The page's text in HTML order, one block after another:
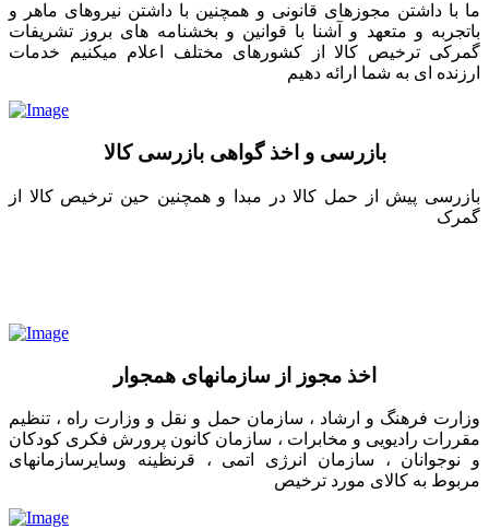
ما با داشتن مجوزهای قانونی و همچنین با داشتن نیروهای ماهر و
باتجربه و متعهد و آشنا با قوانین و بخشنامه های بروز تشریفات
گمرکی ترخیص کالا از کشورهای مختلف اعلام میکنیم خدمات
ارزنده ای به شما ارائه دهیم
بازرسی و اخذ گواهی بازرسی کالا
بازرسی پیش از حمل کالا در مبدا و همچنین حین ترخیص کالا از
گمرک
اخذ مجوز از سازمانهای همجوار
وزارت فرهنگ و ارشاد ، سازمان حمل و نقل و وزارت راه ، تنظیم
مقررات رادیویی و مخابرات ، سازمان کانون پرورش فکری کودکان
و نوجوانان ، سازمان انرژی اتمی ، قرنظینه وسایرسازمانهای
مربوط به کالای مورد ترخیص